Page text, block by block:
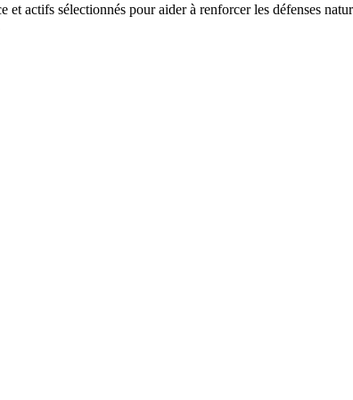
actifs sélectionnés pour aider à renforcer les défenses